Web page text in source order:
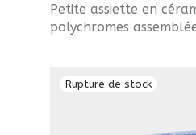
Petite assiette en
polychromes